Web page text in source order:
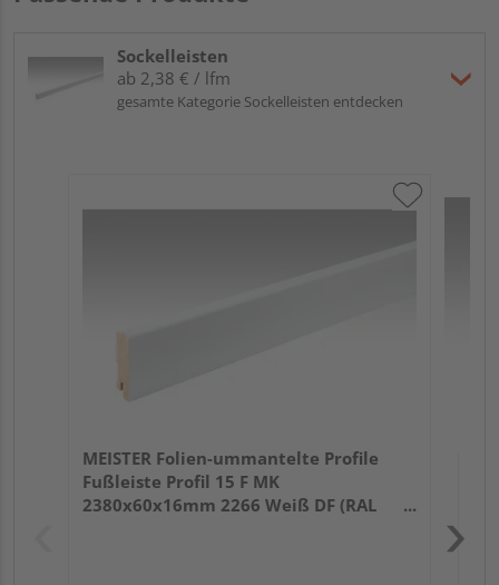
Sockelleisten
ab 2,38 € / lfm
gesamte Kategorie Sockelleisten entdecken
MEISTER Folien-ummantelte Profile
Fußleiste Profil 15 F MK
2380x60x16mm 2266 Weiß DF (RAL